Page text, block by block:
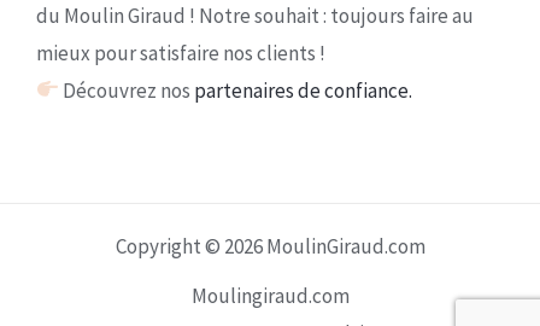
du Moulin Giraud ! Notre souhait : toujours faire au
mieux pour satisfaire nos clients !
Découvrez nos partenaires de confiance.
Copyright © 2026 MoulinGiraud.com
Moulingiraud.com